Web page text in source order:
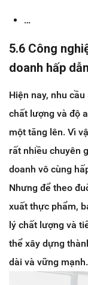
…
5.6 Công
doanh hấp dẫn
Hiện nay, nhu
chất lượng và độ
một tăng lên. Vì
rất nhiều chuyên
doanh vô cùng
Nhưng để theo
xuất thực phẩm,
lý chất lượng và
thể xây dựng
dài và vững mạnh.